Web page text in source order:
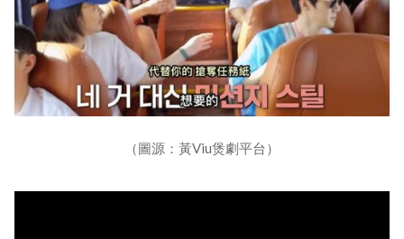
（圖源：黃Viu煲劇平台）